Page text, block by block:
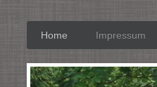
Home Impressum